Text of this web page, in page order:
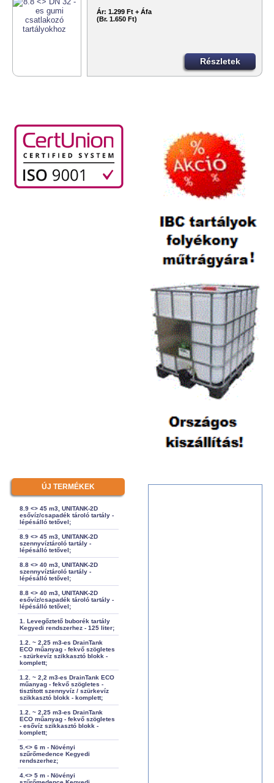
Ár: 1.299 Ft + Áfa
(Br. 1.650 Ft)
Részletek
ÚJ TERMÉKEK
8.9 <> 45 m3, UNITANK-2D
esővíz/csapadék tároló tartály -
lépésálló tetővel;
8.9 <> 45 m3, UNITANK-2D
szennyvíztároló tartály -
lépésálló tetővel;
8.8 <> 40 m3, UNITANK-2D
szennyvíztároló tartály -
lépésálló tetővel;
8.8 <> 40 m3, UNITANK-2D
esővíz/csapadék tároló tartály -
lépésálló tetővel;
1. Levegőztető buborék tartály
Kegyedi rendszerhez - 125 liter;
1.2. ~ 2,25 m3-es DrainTank
ECO műanyag - fekvő szögletes
- szürkevíz szikkasztó blokk -
komplett;
1.2. ~ 2,2 m3-es DrainTank ECO
műanyag - fekvő szögletes -
tisztított szennyvíz / szürkevíz
szikkasztó blokk - komplett;
1.2. ~ 2,25 m3-es DrainTank
ECO műanyag - fekvő szögletes
- esővíz szikkasztó blokk -
komplett;
5.<> 6 m - Növényi
szűrőmedence Kegyedi
rendszerhez;
4.<> 5 m - Növényi